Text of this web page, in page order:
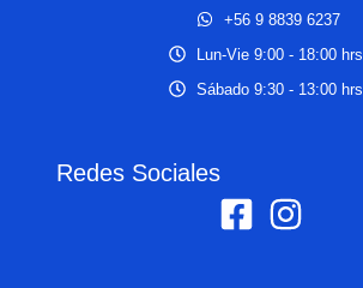
+56 9 8839 6237
Lun-Vie 9:00 - 18:00 hrs.
Sábado 9:30 - 13:00 hrs.
Redes Sociales